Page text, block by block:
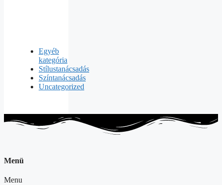
Egyéb
kategória
Stílustanácsadás
Színtanácsadás
Uncategorized
Menü
Menu